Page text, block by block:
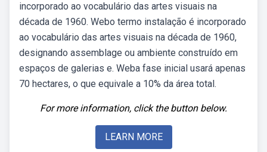
incorporado ao vocabulário das artes visuais na
década de 1960. Webo termo instalação é incorporado
ao vocabulário das artes visuais na década de 1960,
designando assemblage ou ambiente construído em
espaços de galerias e. Weba fase inicial usará apenas
70 hectares, o que equivale a 10% da área total.
For more information, click the button below.
LEARN MORE